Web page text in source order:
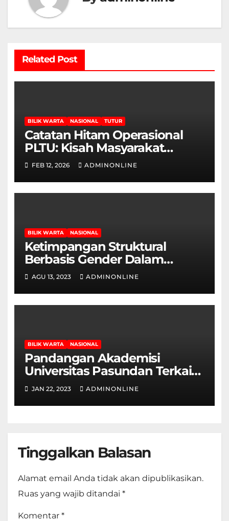
Related Post
BILIK WARTA NASIONAL TUTUR
Catatan Hitam Operasional
PLTU: Kisah Masyarakat
Terdampak, Hingga Imbas
dalam Berbagai Sektor
FEB 12, 2026 ADMINONLINE
BILIK WARTA NASIONAL
Ketimpangan Struktural
Berbasis Gender Dalam
Jurnalistik, Masihkah Terjadi?
AGU 13, 2023 ADMINONLINE
BILIK WARTA NASIONAL
Pandangan Akademisi
Universitas Pasundan Terkait
Isu Rohingya Aceh
JAN 22, 2023 ADMINONLINE
Tinggalkan Balasan
Alamat email Anda tidak akan dipublikasikan.
Ruas yang wajib ditandai *
Komentar *